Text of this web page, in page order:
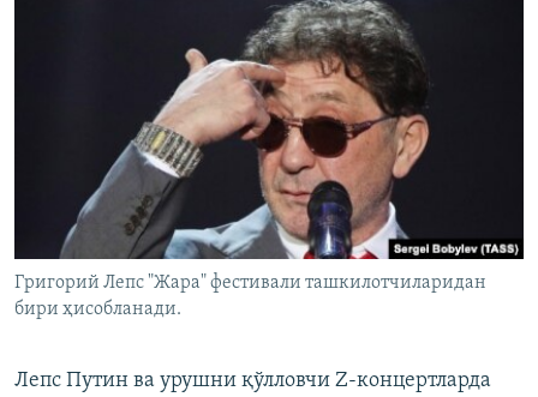
Григорий Лепс "Жара" фестивали ташкилотчиларидан
бири ҳисобланади.
Лепс Путин ва урушни қўлловчи Z-концертларда